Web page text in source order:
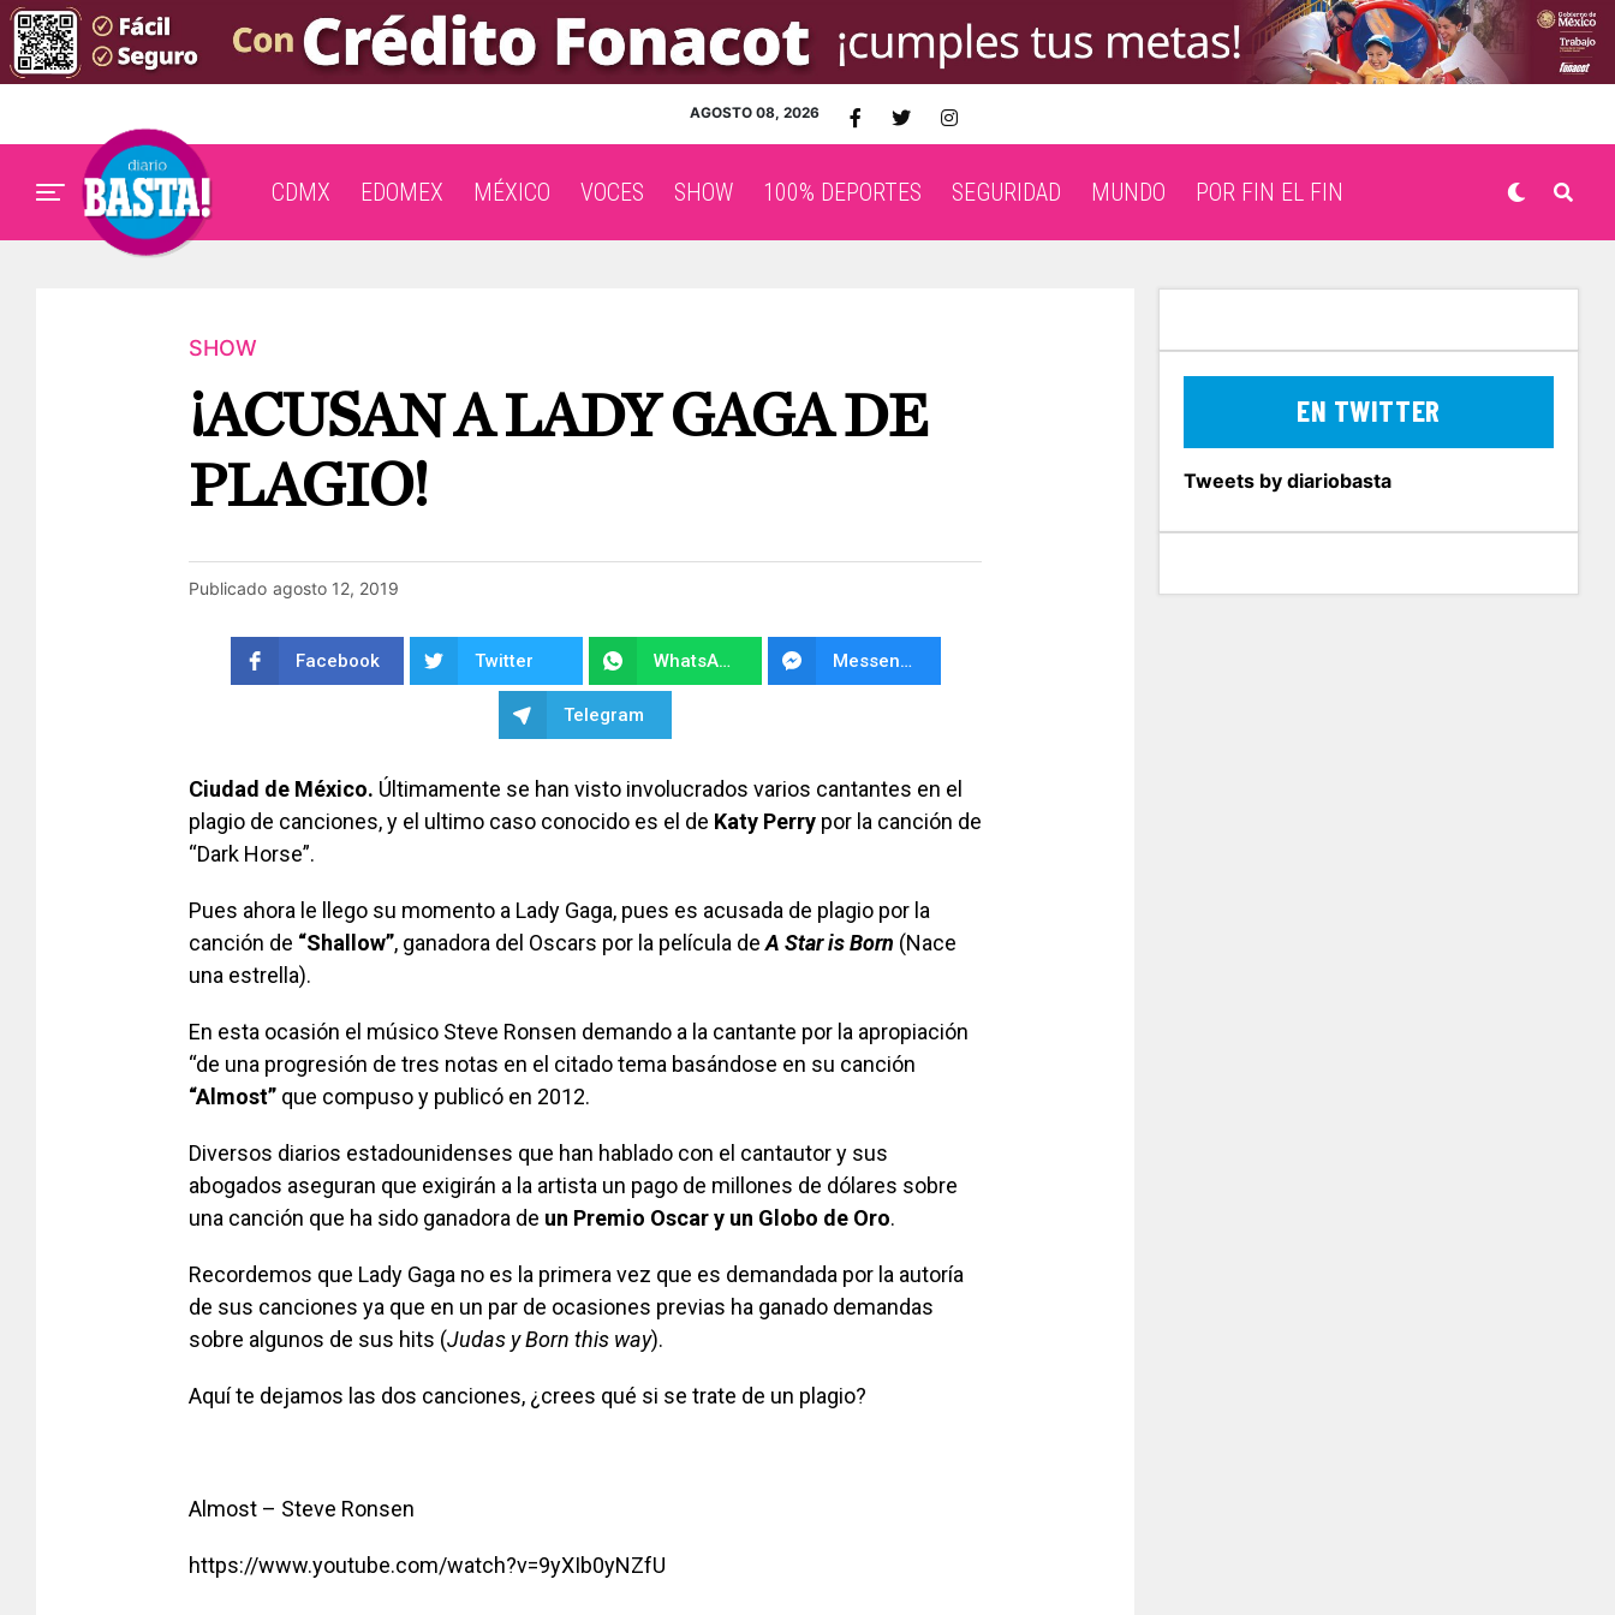
AGOSTO 08, 2026
CDMX EDOMEX MÉXICO VOCES SHOW 100% DEPORTES SEGURIDAD MUNDO POR FIN EL FIN
SHOW
¡ACUSAN A LADY GAGA DE
PLAGIO!
Publicado agosto 12, 2019
Facebook Twitter WhatsApp Messenger
Telegram
Ciudad de México. Últimamente se han visto involucrados varios cantantes en el
plagio de canciones, y el ultimo caso conocido es el de Katy Perry por la canción de
“Dark Horse”.
Pues ahora le llego su momento a Lady Gaga, pues es acusada de plagio por la
canción de “Shallow”, ganadora del Oscars por la película deA Star is Born (Nace
una estrella).
En esta ocasión el músico Steve Ronsen demando a la cantante por la apropiación
“de una progresión de tres notas en el citado tema basándose en su canción
“Almost” que compuso y publicó en 2012.
Diversos diarios estadounidenses que han hablado con el cantautor y sus
abogados aseguran que exigirán a la artista un pago de millones de dólares sobre
una canción que ha sido ganadora de un Premio Oscar y un Globo de Oro.
Recordemos que Lady Gaga no es la primera vez que es demandada por la autoría
de sus canciones ya que en un par de ocasiones previas ha ganado demandas
sobre algunos de sus hits (Judas y Born this way).
Aquí te dejamos las dos canciones, ¿crees qué si se trate de un plagio?
Almost – Steve Ronsen
https://www.youtube.com/watch?v=9yXIb0yNZfU
EN TWITTER
Tweets by diariobasta